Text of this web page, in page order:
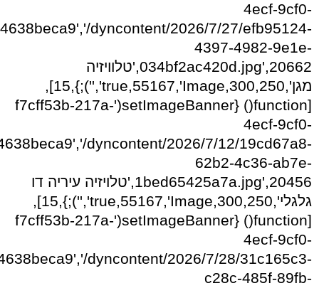
4ecf-9cf0-
dyncontent/2026/7/27/efb95124-
4397-4982-9e1e-
034bf2ac420d.jpg',20662,'טלוויזיה
מגן',300,250,true,55167,'Image','');},15],
[function() {setImageBanner('f7cff53b-217a-
4ecf-9cf0-
dyncontent/2026/7/12/19cd67a8-
62b2-4c36-ab7e-
1bed65425a7a.jpg',20456,'טלויזיה עיריה דו
גלגלי',300,250,true,55167,'Image','');},15],
[function() {setImageBanner('f7cff53b-217a-
4ecf-9cf0-
dyncontent/2026/7/28/31c165c3-
c28c-485f-89fb-